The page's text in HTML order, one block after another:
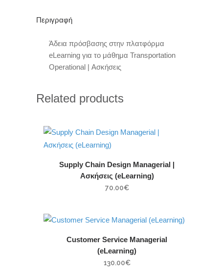
Περιγραφή
Άδεια πρόσβασης στην πλατφόρμα
eLearning για το μάθημα Transportation
Operational | Ασκήσεις
Related products
Supply Chain Design Managerial |
Ασκήσεις (eLearning)
70.00€
Customer Service Managerial
(eLearning)
130.00€